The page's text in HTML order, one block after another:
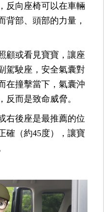
反向座椅可以在車輛
背部、頭部的力量，
顧或看見寶寶，讓座
駕駛座，安全氣囊對
在撞擊當下，氣囊沖
反而是致命威脅。
右後座是最推薦的位
確（約45度），讓寶